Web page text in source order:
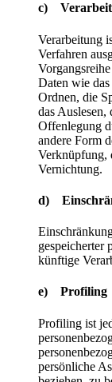
c)
Verarbeitung
Verfahren
Daten wie
Ordnen, die
das
Offenlegung
andere Form
Verknüpfung,
Vernichtung.
d)
gespeicherter
künftige
e) Profiling
Profiling ist
persönliche